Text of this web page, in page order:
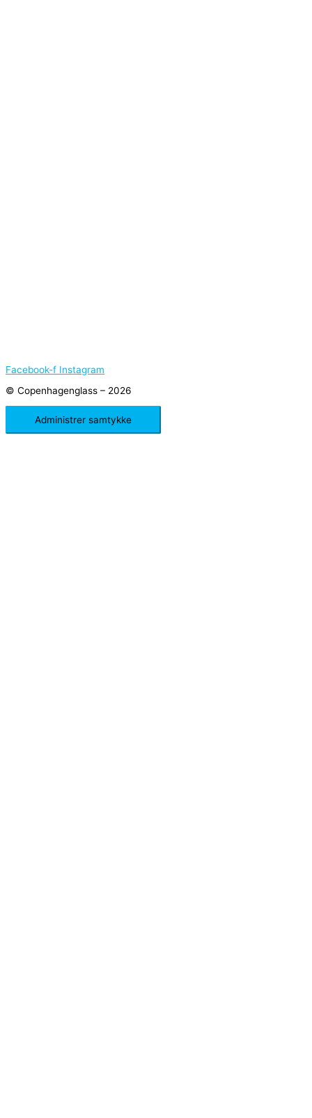
Facebook-f Instagram
© Copenhagenglass – 2026
Administrer samtykke